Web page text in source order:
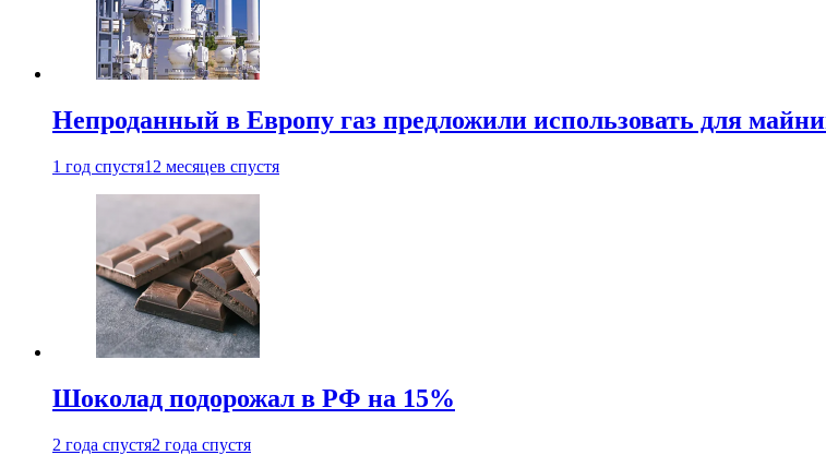
Непроданный в Европу газ предложили использовать для
1 год спустя12 месяцев спустя
Шоколад подорожал в РФ на 15%
2 года спустя2 года спустя